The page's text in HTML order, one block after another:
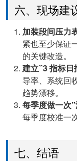
六、现场建
加装段间压力
紧也至少保证
的关键改造。
建立”3 指标日
导率、系统回
趋势漂移。
每季度做一次
每季度校准一
七、结语